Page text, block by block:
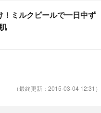
！ミルクピールで一日中ず
（最終更新：2015-03-04 12:31）